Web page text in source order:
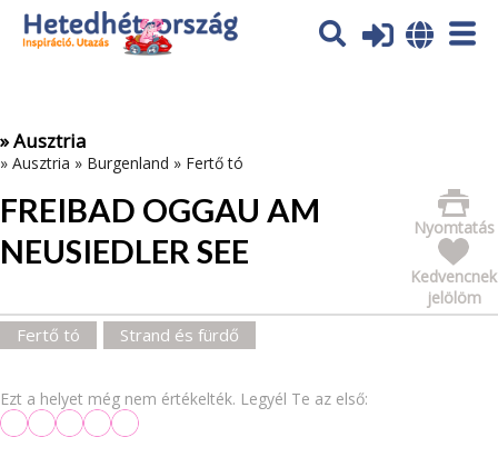
Az oldal sütiket (cookies) használ. További tájékoztatás itt:
Adatvédelmi tájékoztató
» Ausztria
» Ausztria » Burgenland » Fertő tó
FREIBAD OGGAU AM
NEUSIEDLER SEE
Nyomtatás
Kedvencnek
jelölöm
Fertő tó Strand és fürdő
Ezt a helyet még nem értékelték. Legyél Te az első: